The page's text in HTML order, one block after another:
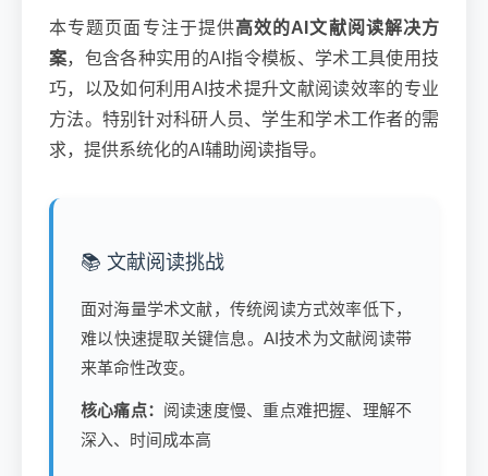
本专题页面专注于提供高效的AI文献阅读解决方
案，包含各种实用的AI指令模板、学术工具使用技
巧，以及如何利用AI技术提升文献阅读效率的专业
方法。特别针对科研人员、学生和学术工作者的需
求，提供系统化的AI辅助阅读指导。
📚 文献阅读挑战
面对海量学术文献，传统阅读方式效率低下，
难以快速提取关键信息。AI技术为文献阅读带
来革命性改变。
核心痛点： 阅读速度慢、重点难把握、理解不
深入、时间成本高